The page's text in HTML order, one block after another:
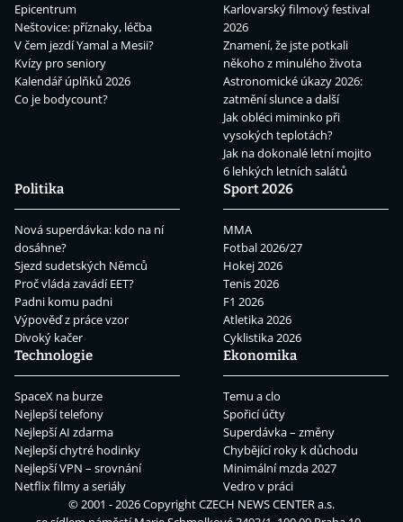
Epicentrum
Neštovice: příznaky, léčba
V čem jezdí Yamal a Mesii?
Kvízy pro seniory
Kalendář úplňků 2026
Co je bodycount?
Karlovarský filmový festival
2026
Znamení, že jste potkali
někoho z minulého života
Astronomické úkazy 2026:
zatmění slunce a další
Jak obléci miminko při
vysokých teplotách?
Jak na dokonalé letní mojito
6 lehkých letních salátů
Politika
Nová superdávka: kdo na ní
dosáhne?
Sjezd sudetských Němců
Proč vláda zavádí EET?
Padni komu padni
Výpověď z práce vzor
Divoký kačer
Sport 2026
MMA
Fotbal 2026/27
Hokej 2026
Tenis 2026
F1 2026
Atletika 2026
Cyklistika 2026
Technologie
SpaceX na burze
Nejlepší telefony
Nejlepší AI zdarma
Nejlepší chytré hodinky
Nejlepší VPN – srovnání
Netflix filmy a seriály
Ekonomika
Temu a clo
Spořicí účty
Superdávka – změny
Chybějící roky k důchodu
Minimální mzda 2027
Vedro v práci
© 2001 - 2026 CopyrightCZECH NEWS CENTER a.s.